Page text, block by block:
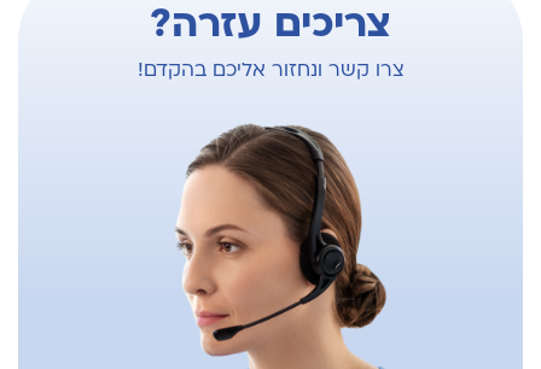
צריכים עזרה?
צרו קשר ונחזור אליכם בהקדם!